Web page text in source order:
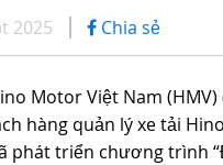
700
theo: 39 tấn)
2025 Chia sẻ
Motor Việt Nam
hàng quản lý xe tải
phát triển chương trình